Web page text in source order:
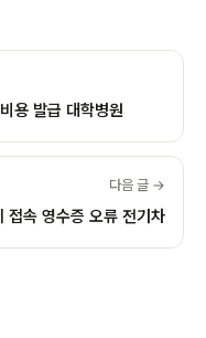
용 발급 대학병원
다음 글 →
접속 영수증 오류 전기차